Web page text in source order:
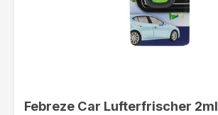
Febreze Car Lufterfrischer 2ml